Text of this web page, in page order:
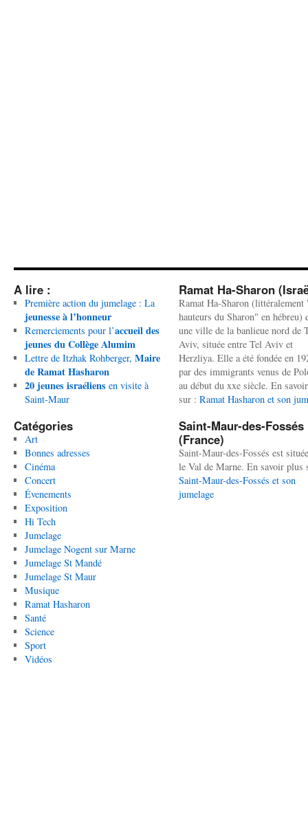
A lire :
Première action du jumelage : La
jeunesse à l’honneur
Remerciements pour l’accueil des
jeunes du Collège Alumim
Lettre de Itzhak Rohberger, Maire
de Ramat Hasharon
20 jeunes israéliens en visite à
Saint-Maur
Catégories
Art
Bonnes adresses
Cinéma
Concert
Évenements
Exposition
Hi Tech
Jumelage
Jumelage Nogent sur Marne
Jumelage St Mandé
Jumelage St Maur
Musique
Ramat Hasharon
Santé
Science
Sport
Vidéos
Ramat Ha-Sharon
Ramat Ha-Sharon (littéralement
hauteurs du Sharon" en hébreu)
une ville de la banlieue nord de
Aviv, située entre Tel Aviv et
Herzliya. Elle a été fondée en
par des immigrants venus de
au début du xxe siècle. En
sur : Ramat Hasharon et son
Saint-Maur-des-Fossés
(France)
Saint-Maur-des-Fossés est
le Val de Marne. En savoir plus
Saint-Maur-des-Fossés et son
jumelage